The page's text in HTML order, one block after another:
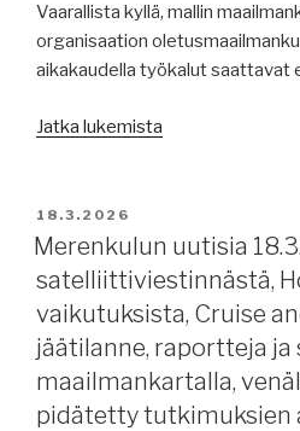
selvityksiä,
IMO,
merisää,
Vaarallista kyllä, mallin
organisaation
aikakaudella työkalut saattavat
Jatka lukemista
ja
merenkulkijoiden
Persianlahti
ja
Hormuzin
JULKAISTU
18.3.2026
Merenkulun uutisia
satelliittiviestinnästä,
vaikutuksista, Cruise
jäätilanne, raportteja ja
maailmankartalla,
pidätetty tutkimuksien